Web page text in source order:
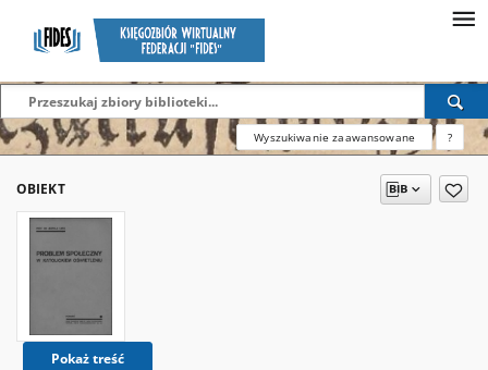
Wyszukiwanie zaawansowane ?
OBIEKT
Pokaż treść